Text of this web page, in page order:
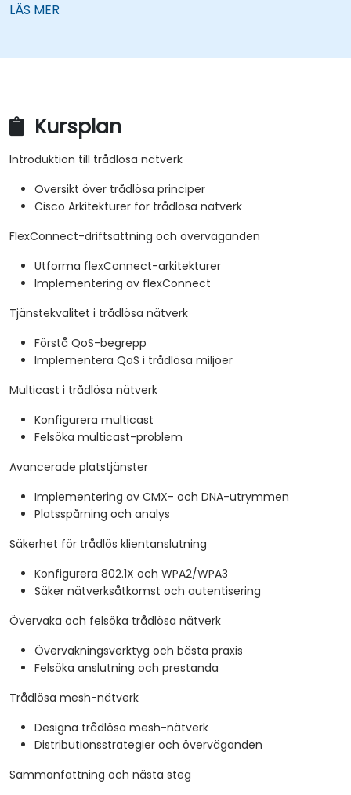
LÄS MER
Kursplan
Introduktion till trådlösa nätverk
Översikt över trådlösa principer
Cisco Arkitekturer för trådlösa nätverk
FlexConnect-driftsättning och överväganden
Utforma flexConnect-arkitekturer
Implementering av flexConnect
Tjänstekvalitet i trådlösa nätverk
Förstå QoS-begrepp
Implementera QoS i trådlösa miljöer
Multicast i trådlösa nätverk
Konfigurera multicast
Felsöka multicast-problem
Avancerade platstjänster
Implementering av CMX- och DNA-utrymmen
Platsspårning och analys
Säkerhet för trådlös klientanslutning
Konfigurera 802.1X och WPA2/WPA3
Säker nätverksåtkomst och autentisering
Övervaka och felsöka trådlösa nätverk
Övervakningsverktyg och bästa praxis
Felsöka anslutning och prestanda
Trådlösa mesh-nätverk
Designa trådlösa mesh-nätverk
Distributionsstrategier och överväganden
Sammanfattning och nästa steg